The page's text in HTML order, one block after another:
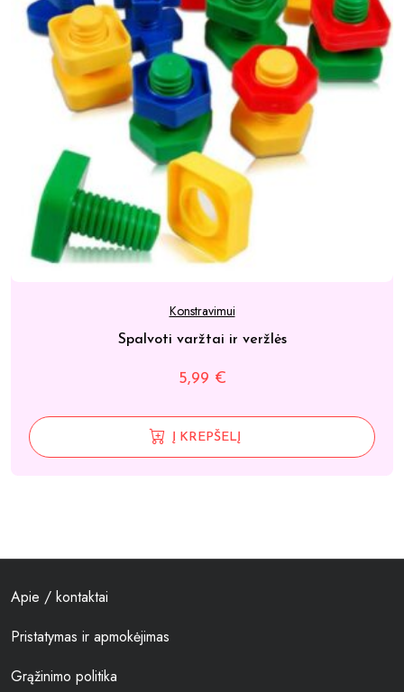
Konstravimui
Spalvoti varžtai ir veržlės
5,99 €
Į KREPŠELĮ
Apie / kontaktai
Pristatymas ir apmokėjimas
Grąžinimo politika